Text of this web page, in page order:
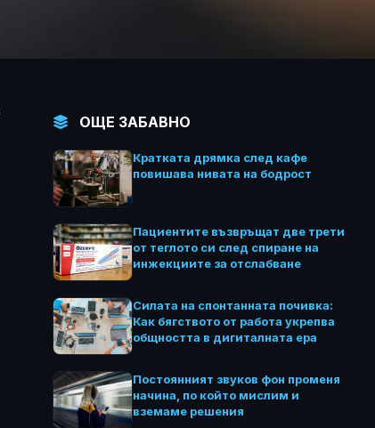
ОЩЕ ЗАБАВНО
Кратката дрямка след кафе
повишава нивата на бодрост
Пациентите възвръщат две трети
от теглото си след спиране на
инжекциите за отслабване
Силата на спонтанната почивка:
Как бягството от работа укрепва
общността в дигиталната ера
Постоянният звуков фон променя
начина, по който мислим и
вземаме решения